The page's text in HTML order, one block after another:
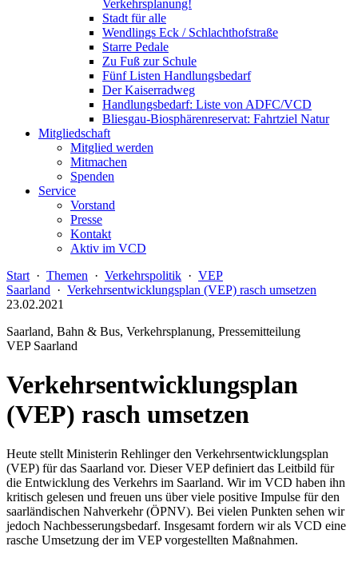
Verkehrsplanung!
Stadt für alle
Wendlings Eck / Schlachthofstraße
Starre Pedale
Zu Fuß zur Schule
Fünf Listen Handlungsbedarf
Der Kaiserradweg
Handlungsbedarf: Liste von ADFC/VCD
Bliesgau-Biosphärenreservat: Fahrtziel Natur
Mitgliedschaft
Mitglied werden
Mitmachen
Spenden
Service
Vorstand
Presse
Kontakt
Aktiv im VCD
Start · Themen · Verkehrspolitik · VEP
Saarland · Verkehrsentwicklungsplan (VEP) rasch umsetzen
23.02.2021
Saarland, Bahn & Bus, Verkehrsplanung, Pressemitteilung
VEP Saarland
Verkehrsentwicklungsplan
(VEP) rasch umsetzen
Heute stellt Ministerin Rehlinger den Verkehrsentwicklungsplan
(VEP) für das Saarland vor. Dieser VEP definiert das Leitbild für
die Entwicklung des Verkehrs im Saarland. Wir im VCD haben ihn
kritisch gelesen und freuen uns über viele positive Impulse für den
saarländischen Nahverkehr (ÖPNV). Bei vielen Punkten sehen wir
jedoch Nachbesserungsbedarf. Insgesamt fordern wir als VCD eine
rasche Umsetzung der im VEP vorgestellten Maßnahmen.